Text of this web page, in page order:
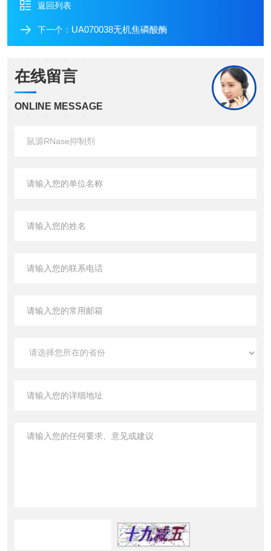
返回列表
下一个： UA070038无机焦磷酸酶
在线留言
ONLINE MESSAGE